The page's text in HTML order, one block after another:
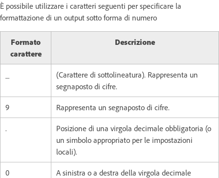
È possibile utilizzare i caratteri seguenti per specificare la
formattazione di un output sotto forma di numero
Formato
carattere
Descrizione
(Carattere di sottolineatura). Rappresenta un
segnaposto di cifre.
9 Rappresenta un segnaposto di cifre.
.
Posizione di una virgola decimale obbligatoria (o
un simbolo appropriato per le impostazioni
locali).
0
A sinistra o a destra della virgola decimale